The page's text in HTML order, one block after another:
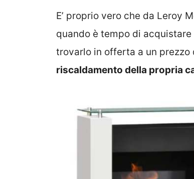
E’ proprio vero che da Leroy
quando è tempo di
trovarlo in offerta a un prezzo
riscaldamento della propria